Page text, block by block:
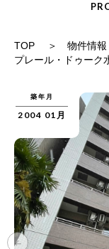
TOP 物件情報
プレール・ドゥーク
築年月
2004 01月